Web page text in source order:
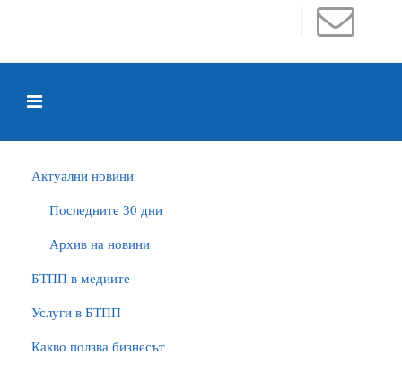
Актуални новини
Последните 30 дни
Архив на новини
БTПП в медиите
Услуги в БТПП
Какво ползва бизнесът